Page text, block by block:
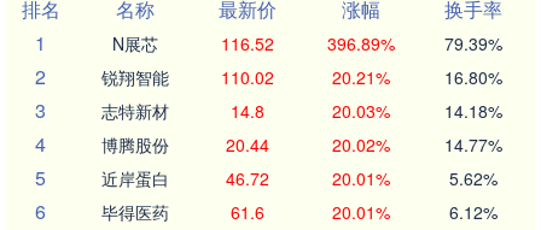
排名
名称 最新价 涨幅
换手率
1
N展芯 116.52 396.89% 79.39%
2 锐翔智能 110.02 20.21% 16.80%
3 志特新材 14.8 20.03% 14.18%
4 博腾股份 20.44 20.02% 14.77%
5 近岸蛋白 46.72 20.01% 5.62%
6 毕得医药 61.6 20.01% 6.12%